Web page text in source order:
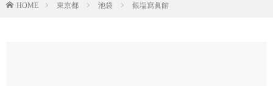
HOME 東京都 池袋 銀塩寫眞館